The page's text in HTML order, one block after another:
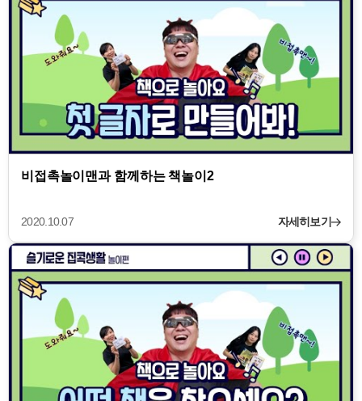
비접촉놀이맨과 함께하는 책놀이2
2020.10.07 자세히보기